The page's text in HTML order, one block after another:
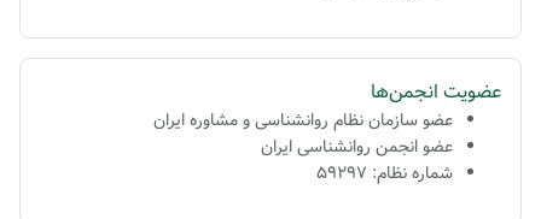
عضویت انجمن‌ها
عضو سازمان نظام روانشناسی و مشاوره ایران
عضو انجمن روانشناسی ایران
شماره نظام: 59297